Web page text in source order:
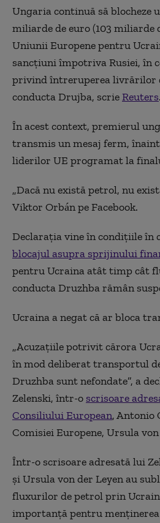
Ungaria continuă să blocheze
miliarde de euro (103 miliarde
Uniunii Europene pentru
sancțiuni împotriva Rusiei, în
privind întreruperea livrărilor
conducta Drujba, scrieReuters.
În acest context, premierul
transmis un mesaj ferm,
liderilor UE programat la
„Dacă nu există petrol, nu
Viktor Orbán pe Facebook.
Declarația vine în condițiile în
blocajul asupra sprijinului
pentru Ucraina atât timp cât
conducta Druzhba rămân
Ucraina a negat că ar bloca
„Acuzațiile potrivit cărora
în mod deliberat transportul
Druzhba sunt nefondate”, a
Zelenski, într-o scrisoare
Consiliului European, Antonio
Comisiei Europene, Ursula
Într-o scrisoare adresată lui
și Ursula von der Leyen au
fluxurilor de petrol prin
importanță pentru